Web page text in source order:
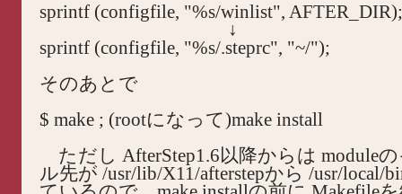
sprintf (configfile, "%s/winlist", AFTER_DIR);
↓
sprintf (configfile, "%s/.steprc", "~/");
そのあとで
$ make ; (rootになって)make install
ただし AfterStep1.6以降からは module
ル先が /usr/lib/X11/afterstepから /usr/local/